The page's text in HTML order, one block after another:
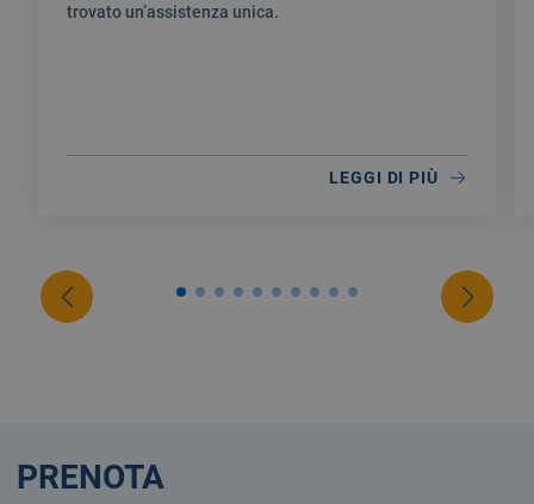
trovato un’assistenza unica.
LEGGI DI PIÙ
PRENOTA